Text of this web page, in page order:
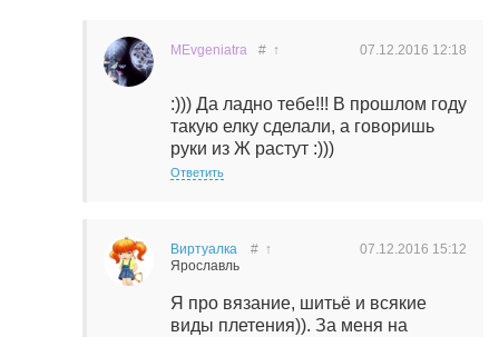
MEvgeniatra 07.12.2016 12:18
# ↑
:))) Да ладно тебе!!! В прошлом году
такую елку сделали, а говоришь
руки из Ж растут :)))
Ответить
Виртуалка
Ярославль
07.12.2016 15:12
# ↑
Я про вязание, шитьё и всякие
виды плетения)). За меня на